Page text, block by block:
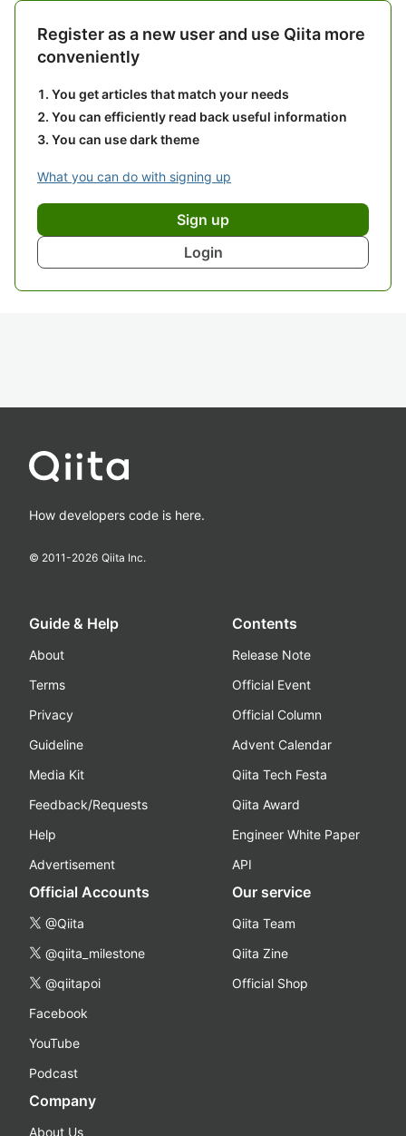
Register as a new user and use Qiita more
conveniently
You get articles that match your needs
You can efficiently read back useful information
You can use dark theme
What you can do with signing up
Sign up
Login
How developers code is here.
© 2011-2026 Qiita Inc.
Guide & Help
About
Terms
Privacy
Guideline
Media Kit
Feedback/Requests
Help
Advertisement
Contents
Release Note
Official Event
Official Column
Advent Calendar
Qiita Tech Festa
Qiita Award
Engineer White Paper
API
Official Accounts
@Qiita
@qiita_milestone
@qiitapoi
Facebook
YouTube
Podcast
Our service
Qiita Team
Qiita Zine
Official Shop
Company
About Us